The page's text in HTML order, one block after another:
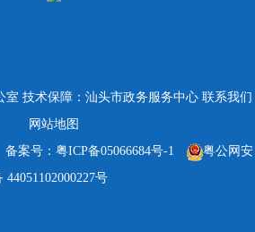
室 技术保障：汕头市政务服务中心 联系我们
网站地图
备案号：粤ICP备05066684号-1
粤公网安
44051102000227号